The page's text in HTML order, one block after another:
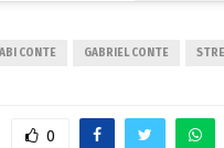
CONTE GABRIEL CONTE
0